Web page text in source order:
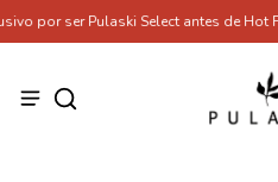
Select antes de Hot Fashion | Las